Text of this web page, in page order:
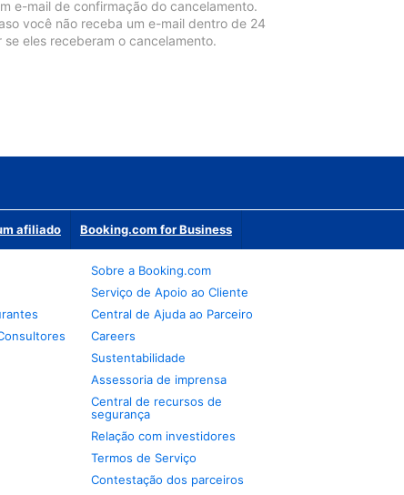
e-mail de confirmação do cancelamento.
você não receba um e-mail dentro de 24
eles receberam o cancelamento.
afiliado Booking.com for Business
Sobre a Booking.com
Serviço de Apoio ao Cliente
Central de Ajuda ao Parceiro
Careers
Sustentabilidade
Assessoria de imprensa
Central de recursos de
segurança
Relação com investidores
Termos de Serviço
Contestação dos parceiros